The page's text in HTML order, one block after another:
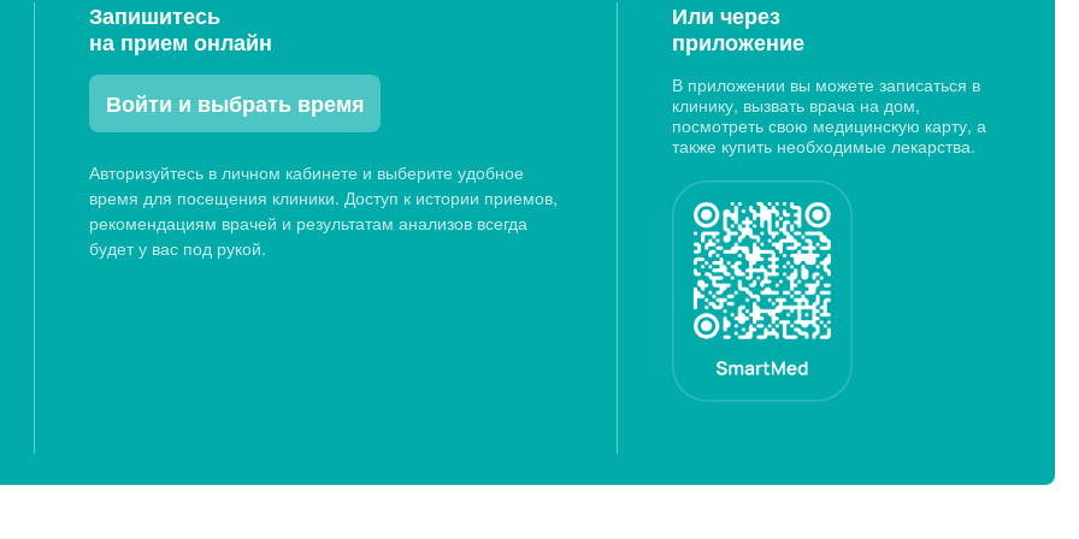
ул. Электролесовская, 45
до 19:00, Вс: c 07:45 до 15:00
до 19:00, Вс: c 07:45 до 18:00
25Б
до 19:00, Вс: c 07:45 до 15:00
27
Запишитесь
на прием онлайн
Войти и выбрать время
Авторизуйтесь в личном кабинете и выберите удобное
время для посещения клиники. Доступ к истории приемов,
рекомендациям врачей и результатам анализов всегда
будет у вас под рукой.
Или через
приложение
В приложении вы можете записаться в
клинику, вызвать врача на дом,
посмотреть свою медицинскую карту, а
также купить необходимые лекарства.